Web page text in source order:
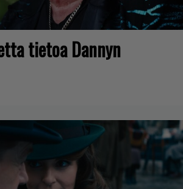
tietoa Dannyn